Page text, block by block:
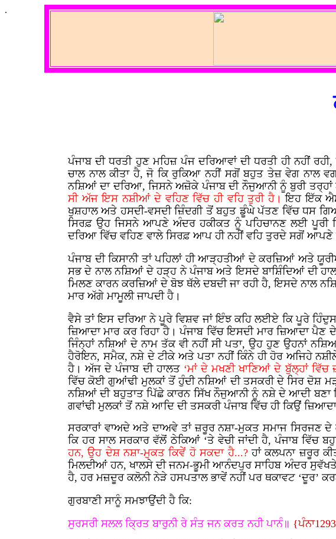
.
ਪੰਜਾਬ ਦੀ ਧਰਤੀ ਹੁਣ ਮਹਿਜ਼ ਪੰਜ ਦਰਿਆਵਾਂ ਦੀ ਧਰਤੀ ਹੀ ਨਹੀਂ
ਚਾਲ ਨਾਲ ਕੀਤਾ ਹੈ, ਜੋ ਕਿ ਰੁਕਿਆ ਨਹੀਂ ਸਗੋਂ ਬਹੁਤ ਤੇਜ਼ ਵੇਗ ਨਾਲ
ਨਸ਼ਿਆਂ ਦਾ ਦਰਿਆ, ਜਿਸਨੇ ਅਜ਼ੋਕੇ ਪੰਜਾਬ ਦੀ ਨੌਜੁਆਨੀ ਨੂੰ ਬੁਰੀ
ਸੀ ਅੱਜ ਇਸ ਨਸ਼ੀਆਂ ਦੇ ਵਹਿਣ ਵਿੱਚ ਹੀ ਵਹਿ ਤੁਰੀ ਹੈ। ਇਹ ਇੱਕ
ਖੁਸ਼ਹਾਲ ਅਤੇ ਹਸਦੀ-ਵਸਦੀ ਜ਼ਿੰਦਗੀ ਤੋਂ ਬਹੁਤ ਡੂੰਘੇ ਪੱਤਣ ਵਿੱਚ ਧਸ
ਸਿਰਫ਼ ਉਹ ਜਿਸਨੇ ਆਪਣੇ ਅੰਦਰ ਹਕੀਕਤ ਨੂੰ ਪਹਿਚਾਨਣ ਲਈ ਪੂਰੀ
ਦਰਿਆ ਵਿੱਚ ਵਹਿਣ ਵਾਲੇ ਸਿਰਫ਼ ਆਪ ਹੀ ਨਹੀਂ ਵਹਿ ਤੁਰਦੇ ਸਗੋਂ
ਪੰਜਾਬ ਦੀ ਕਿਸਾਨੀ ਤਾਂ ਪਹਿਲਾਂ ਹੀ ਆੜ੍ਹਤੀਆਂ ਦੇ ਕਰਜ਼ਿਆਂ ਅਤੇ
ਸਭ ਦੇ ਨਾਲ ਨਸ਼ਿਆਂ ਦੇ ਹੜ੍ਹ ਨੇ ਪੰਜਾਬ ਅਤੇ ਇਸਦੇ ਬਾਸ਼ਿੰਦਿਆਂ ਦੀ
ਮਿਲਣ ਕਾਰਨ ਕਰਜ਼ਿਆਂ ਦੇ ਬੋਝ ਥੱਲੇ ਦਬਦੀ ਜਾ ਰਹੀ ਹੈ, ਇਸਦੇ ਨਾਲ
ਮਾਰ ਅੱਗੇ ਮਾਮੂਲੀ ਜਾਪਦੀ ਹੈ।
ਵੈਸੇ ਤਾਂ ਇਸ ਦਰਿਆ ਨੇ ਪੂਰੇ ਵਿਸ਼ਵ ਜਾਂ ਇੰਝ ਕਹਿ ਲਈਏ ਕਿ ਪੂਰੇ
ਜ਼ਿਆਦਾ ਮਾਰ ਕਰ ਰਿਹਾ ਹੈ। ਪੰਜਾਬ ਵਿੱਚ ਇਸਦੀ ਮਾਰ ਜ਼ਿਆਦਾ
ਜਿੰਨ੍ਹਾਂ ਨਸ਼ਿਆਂ ਦੇ ਨਾਮ ਤੱਕ ਵੀ ਨਹੀਂ ਸੀ ਪਤਾ, ਉਹ ਹੁਣ ਉਹਨਾਂ
ਹੈਰੋਇਨ, ਸਮੈਕ, ਨਸ਼ੇ ਦੇ ਟੀਕੇ ਅਤੇ ਪਤਾ ਨਹੀਂ ਕਿੰਨੇ ਹੀ ਹੋਰ ਅਜਿਹੇ
ਹੈ। ਅੱਜ ਦੇ ਪੰਜਾਬ ਦੀ ਹਾਲਤ ‘ਮਾਂ ਦੇ ਮਖਣੀ ਖਾਣਿਆਂ ਦੇ ਬੁੱਲ੍ਹਾਂ ਵਿੱਚ
ਵਿੱਚ ਕੋਈ ਗੁਆਂਢੀ ਮੁਲਕਾਂ ਤੋਂ ਹੁੰਦੀ ਨਸ਼ਿਆਂ ਦੀ ਤਸਕਰੀ ਦੇ ਸਿਰ ਦੋਸ਼
ਨਸ਼ਿਆਂ ਦੀ ਬਹੁਤਾਤ ਪਿੱਛੇ ਕਾਰਨ ਸਿੱਖ ਨੌਜੁਆਨੀ ਨੂੰ ਨਸ਼ੇ ਦੇ ਆਦੀ ਬਣਾ
ਗਵਾਂਢੀ ਮੁਲਕਾਂ ਤੋਂ ਨਸ਼ੇ ਆਦਿ ਦੀ ਤਸਕਰੀ ਪੰਜਾਬ ਵਿੱਚ ਹੀ ਕਿਉਂ
ਸਰਕਾਰਾਂ ਵਾਅਦੇ ਅਤੇ ਦਾਅਵੇ ਤਾਂ ਜ਼ਰੂਰ ਨਸ਼ਾ-ਮੁਕਤ ਸਮਾਜ ਸਿਰਜਣ
ਕਿ ਹਰ ਸਾਲ ਸਰਕਾਰ ਵੱਲੋਂ ਠੇਕਿਆਂ ‘ਤੇ ਵੇਚੀ ਜਾਂਦੀ ਹੈ, ਪੰਜਾਬ ਵਿੱਚ
ਹਨ, ਉਹ ਦੇਸ਼ ਨਸ਼ਾ-ਮੁਕਤ ਕਿਵੇਂ ਹੋ ਸਕਦਾ ਹੈ...?ਹਾਂ ਕਲਪਨਾ ਜ਼ਰੂਰ
ਮਿਲਦੀਆਂ ਹਨ, ਖਾਲਸੇ ਦੀ ਜਨਮ-ਭੂਮੀ ਆਨੰਦਪੁਰ ਸਾਹਿਬ ਅੰਦਰ
ਹੈ, ਹਰ ਮਜ਼ਦੂਰ ਕਲੋਨੀ ਨੇੜੇ ਹਸਪਤਾਲ ਭਾਵੇਂ ਨਹੀਂ ਪਰ ਥਕਾਵਟ ‘ਦੂਰ’
ਗੁਰਬਾਣੀ ਸਾਨੂੰ ਸਮਝਾਉਂਦੀ ਹੈ ਕਿ:
ਸੁਰਸਰੀ ਸਲਲ ਕ੍ਰਿਤ ਬਾਰੁਨੀ ਰੇ ਸੰਤ ਜਨ ਕਰਤ ਨਹੀ ਪਾਨੰ॥